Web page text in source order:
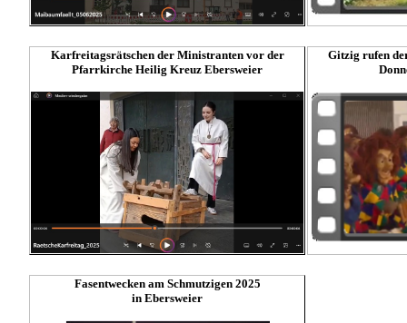
Karfreitagsrätschen der Ministranten vor der
Pfarrkirche Heilig Kreuz Ebersweier
Gitzig rufen
Fasentwecken am Schmutzigen 2025
in Ebersweier